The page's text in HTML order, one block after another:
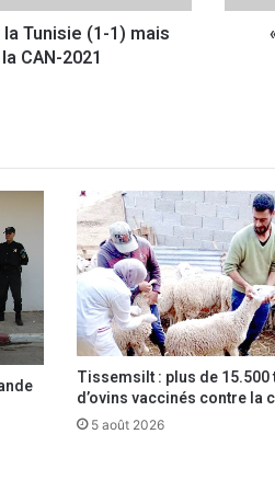
Tunisie (1-1) mais
CAN-2021
g
f
a
i
t
d
e
c
e
r
c
l
Tissemsilt : plus de 15.500
d’ovins vaccinés contre la
5 août 2026